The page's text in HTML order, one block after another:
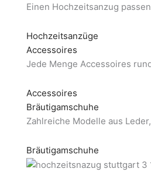
Einen Hochzeitsanzug
Hochzeitsanzüge
Accessoires
Jede Menge Accessoires
Accessoires
Bräutigamschuhe
Zahlreiche Modelle aus
Bräutigamschuhe